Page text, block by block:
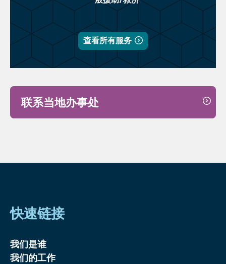
查看所有服务
联系当地办事处
快速链接
我们是谁
我们的工作